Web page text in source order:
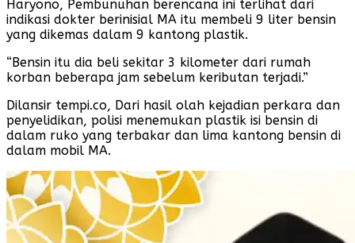
Haryono, Pembunuhan berencana ini terlihat dari
indikasi dokter berinisial MA itu membeli 9 liter bensin
yang dikemas dalam 9 kantong plastik.
“Bensin itu dia beli sekitar 3 kilometer dari rumah
korban beberapa jam sebelum keributan terjadi.”
Dilansir tempi.co, Dari hasil olah kejadian perkara dan
penyelidikan, polisi menemukan plastik isi bensin di
dalam ruko yang terbakar dan lima kantong bensin di
dalam mobil MA.